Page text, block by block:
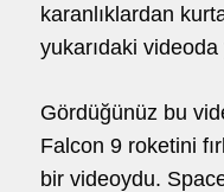
karanlıklardan
yukarıdaki videoda
Gördüğünüz bu
Falcon 9 roketini
bir videoydu.